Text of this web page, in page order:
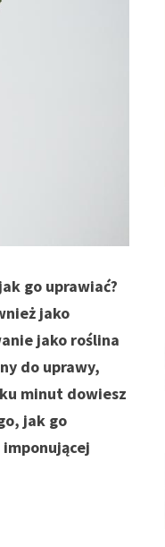
go uprawiać?
jako
jako roślina
do uprawy,
minut dowiesz
jak go